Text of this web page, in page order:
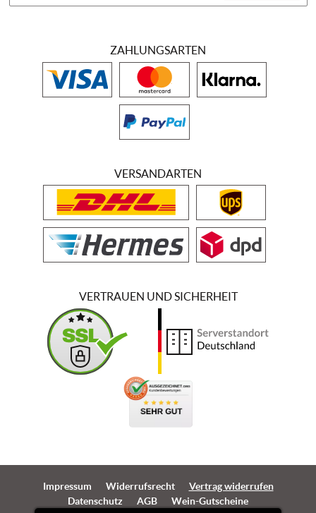
ZAHLUNGSARTEN
VERSANDARTEN
VERTRAUEN UND SICHERHEIT
Impressum Widerrufsrecht
Vertrag widerrufen
Datenschutz
AGB Wein-Gutscheine